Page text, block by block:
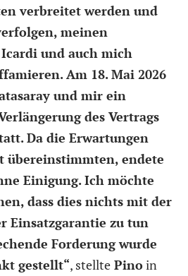
verbreitet werden und
meinen
und auch mich
Am 18. Mai 2026
und mir ein
des Vertrags
Da die Erwartungen
übereinstimmten, endete
Einigung. Ich möchte
dass dies nichts mit der
Einsatzgarantie zu tun
Forderung wurde
gestellt“, stellte Pinoin